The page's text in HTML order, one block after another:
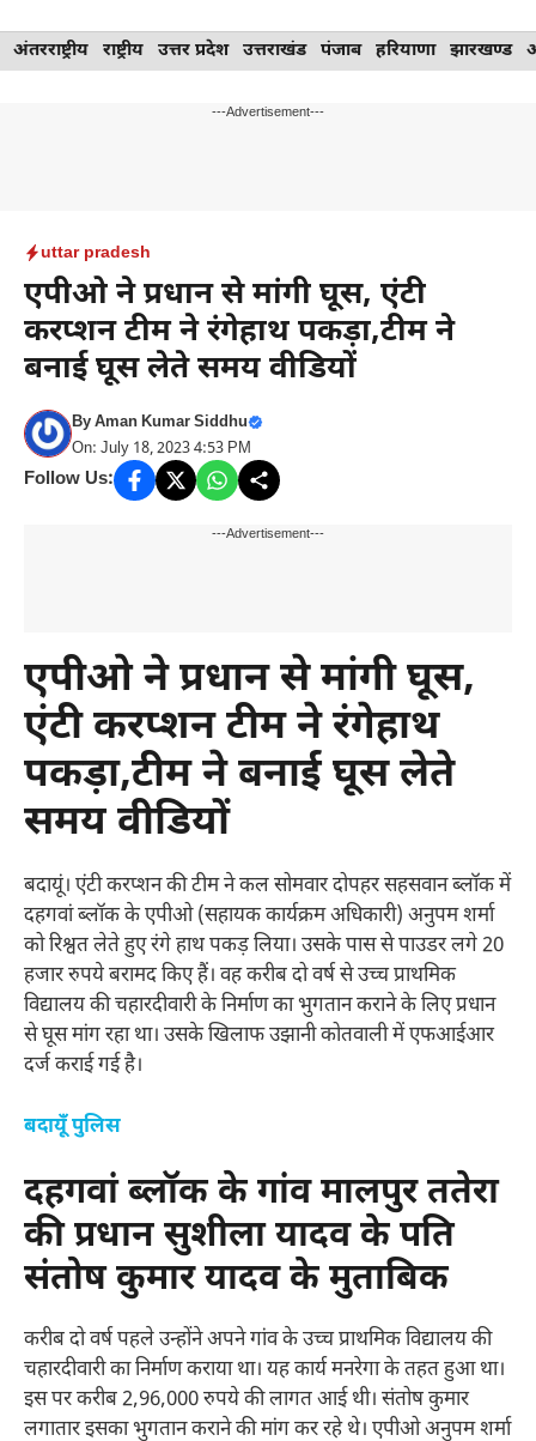
Skip
to
अंतरराष्ट्रीय राष्ट्रीय उत्तर प्रदेश उत्तराखंड पंजाब हरियाणा झारखण्ड
---Advertisement---
uttar pradesh
एपीओ ने प्रधान से मांगी घूस, एंटी
करप्शन टीम ने रंगेहाथ पकड़ा,टीम ने
बनाई घूस लेते समय वीडियों
ByAman Kumar Siddhu
On: July 18, 2023 4:53 PM
Follow Us:
---Advertisement---
एपीओ ने प्रधान से मांगी घूस,
एंटी करप्शन टीम ने रंगेहाथ
पकड़ा,टीम ने बनाई घूस लेते
समय वीडियों
बदायूं। एंटी करप्शन की टीम ने कल सोमवार दोपहर सहसवान ब्लॉक में
दहगवां ब्लॉक के एपीओ (सहायक कार्यक्रम अधिकारी) अनुपम शर्मा
को रिश्वत लेते हुए रंगे हाथ पकड़ लिया। उसके पास से पाउडर लगे 20
हजार रुपये बरामद किए हैं। वह करीब दो वर्ष से उच्च प्राथमिक
विद्यालय की चहारदीवारी के निर्माण का भुगतान कराने के लिए प्रधान
से घूस मांग रहा था। उसके खिलाफ उझानी कोतवाली में एफआईआर
दर्ज कराई गई है।
बदायूँ पुलिस
दहगवां ब्लॉक के गांव मालपुर ततेरा
की प्रधान सुशीला यादव के पति
संतोष कुमार यादव के मुताबिक
करीब दो वर्ष पहले उन्होंने अपने गांव के उच्च प्राथमिक विद्यालय की
चहारदीवारी का निर्माण कराया था। यह कार्य मनरेगा के तहत हुआ था।
इस पर करीब 2,96,000 रुपये की लागत आई थी। संतोष कुमार
लगातार इसका भुगतान कराने की मांग कर रहे थे। एपीओ अनुपम शर्मा